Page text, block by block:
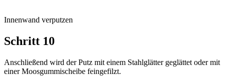
Innenwand verputzen
Schritt 10
Anschließend wird der Putz mit einem Stahlglätter geglättet oder mit
einer Moosgummischeibe feingefilzt.